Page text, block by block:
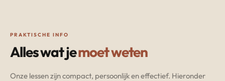
PRAKTISCHE INFO
Alles wat jemoet weten
Onze lessen zijn compact, persoonlijk en effectief. Hieronder